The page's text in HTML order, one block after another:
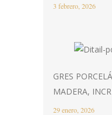
3 febrero, 2026
GRES
MADERA,
29 enero, 2026